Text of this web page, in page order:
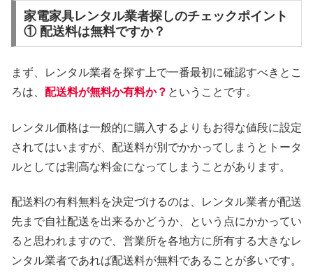
家電家具レンタル業者探しのチェックポイント
① 配送料は無料ですか？
まず、レンタル業者を探す上で一番最初に確認すべきとこ
ろは、 配送料が無料か有料か？ ということです。
レンタル価格は一般的に購入するよりもお得な値段に設定
されてはいますが、配送料が別でかかってしまうとトータ
ルとしては割高な料金になってしまうことがあります。
配送料の有料無料を決定づけるのは、レンタル業者が配送
先まで自社配送を出来るかどうか、という点にかかってい
ると思われますので、営業所を各地方に所有する大きなレ
ンタル業者であれば配送料が無料であることが多いです。